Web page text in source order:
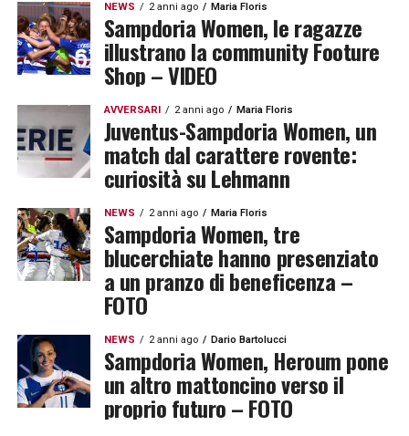
NEWS 2 anni ago Maria Floris
Sampdoria Women, le ragazze
illustrano la community Footure
Shop – VIDEO
AVVERSARI 2 anni ago Maria Floris
Juventus-Sampdoria Women, un
match dal carattere rovente:
curiosità su Lehmann
NEWS 2 anni ago Maria Floris
Sampdoria Women, tre
blucerchiate hanno presenziato
a un pranzo di beneficenza –
FOTO
NEWS 2 anni ago Dario Bartolucci
Sampdoria Women, Heroum pone
un altro mattoncino verso il
proprio futuro – FOTO